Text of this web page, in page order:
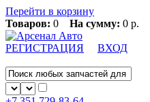
Перейти в корзину
Товаров: 0 На сумму: 0 р.
РЕГИСТРАЦИЯ ВХОД